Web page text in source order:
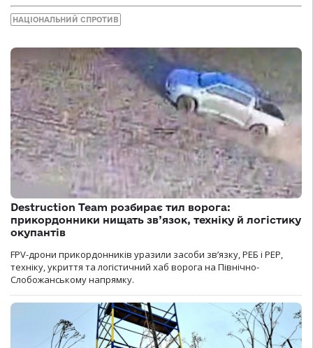
НАЦІОНАЛЬНИЙ СПРОТИВ
Destruction Team розбирає тил ворога:
прикордонники нищать зв’язок, техніку й логістику
окупантів
FPV-дрони прикордонників уразили засоби зв’язку, РЕБ і РЕР,
техніку, укриття та логістичний хаб ворога на Північно-
Слобожанському напрямку.